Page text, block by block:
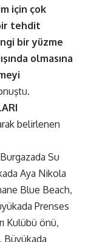
için çok
tehdit
bir yüzme
olmasına
belirlenen
Su
Aya Nikola
Blue Beach,
Prenses
Kulübü önü,
Büyükada